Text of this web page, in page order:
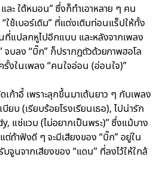
ละ ใต้หมอน” ซึ่งก็ทำเอาหลาย ๆ คน
ช้เบอร์เดิม” ที่แต่งเติมท่อนแร็ปให้ทั้ง
ที่แปลกหูไปอีกแบบ และหลังจากเพลง
จบลง “บิ๊ก” ก็ปรากฏตัวด้วยภาพฮอโล
งในเพลง “คนใจอ่อน (อ่อนใจ)”
าอี้ เพราะลุกขึ้นมาเต้นยาว ๆ กับเพลง
ยบ (เรียบร้อยโรงเรียนเธอ), ไปน่ารัก
แช่แวบ (ไม่อยากเป็นพระ)” ซึ่งแม้บาง
ถ้าฟังดี ๆ จะมีเสียงของ “บิ๊ก” อยู่ใน
จูนจากเสียงของ “แดน” ที่ลงไว้ให้ใกล้